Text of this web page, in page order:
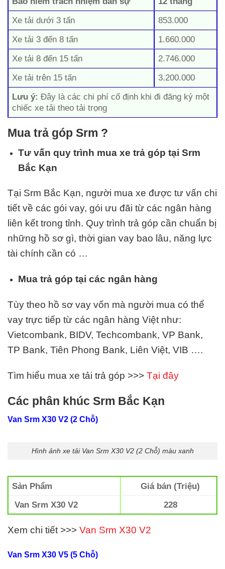
Xe tải dưới 3 tấn
853.000
Xe tải 3 đến 8 tấn
1.660.000
Xe tải 8 đến 15 tấn
2.746.000
Xe tải trên 15 tấn
3.200.000
Lưu ý:Đây là các chi phí cố định khi đi đăng ký một
chiếc xe tải theo tải trọng
Mua trả góp Srm ?
Tư vấn quy trình mua xe trả góp tại Srm
Bắc Kạn
Tại Srm Bắc Kạn, người mua xe được tư vấn chi
tiết về các gói vay, gói ưu đãi từ các ngân hàng
liên kết trong tỉnh. Quy trình trả góp cần chuẩn bị
những hồ sơ gì, thời gian vay bao lâu, năng lực
tài chính cần có …
Mua trả góp tại các ngân hàng
Tùy theo hồ sơ vay vốn mà người mua có thể
vay trực tiếp từ các ngân hàng Việt như:
Vietcombank, BIDV, Techcombank, VP Bank,
TP Bank, Tiên Phong Bank, Liên Việt, VIB ….
Tìm hiểu mua xe tải trả góp >>> Tại đây
Các phân khúc Srm Bắc Kạn
Van Srm X30 V2 (2 Chỗ)
Hình ảnh xe tải Van Srm X30 V2 (2 Chỗ) màu xanh
Sản Phẩm
Giá bán (Triệu)
Van Srm X30 V2
228
Xem chi tiết >>> Van Srm X30 V2
Van Srm X30 V5 (5 Chỗ)